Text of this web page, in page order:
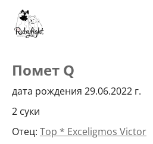
Помет Q
дата рождения 29.06.2022 г.
2 суки
Отец: Тор * Exceligmos Victor